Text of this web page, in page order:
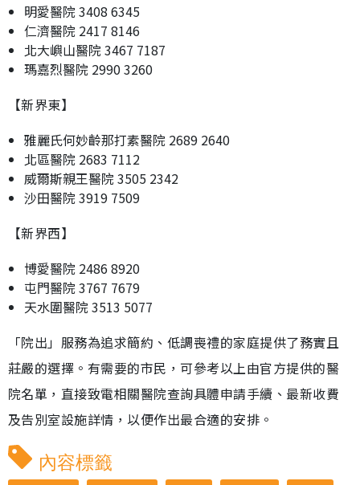
明愛醫院 3408 6345
仁濟醫院 2417 8146
北大嶼山醫院 3467 7187
瑪嘉烈醫院 2990 3260
【新界東】
雅麗氏何妙齡那打素醫院 2689 2640
北區醫院 2683 7112
威爾斯親王醫院 3505 2342
沙田醫院 3919 7509
【新界西】
博愛醫院 2486 8920
屯門醫院 3767 7679
天水圍醫院 3513 5077
「院出」服務為追求簡約、低調喪禮的家庭提供了務實且
莊嚴的選擇。有需要的市民，可參考以上由官方提供的醫
院名單，直接致電相關醫院查詢具體申請手續、最新收費
及告別室設施詳情，以便作出最合適的安排。
內容標籤